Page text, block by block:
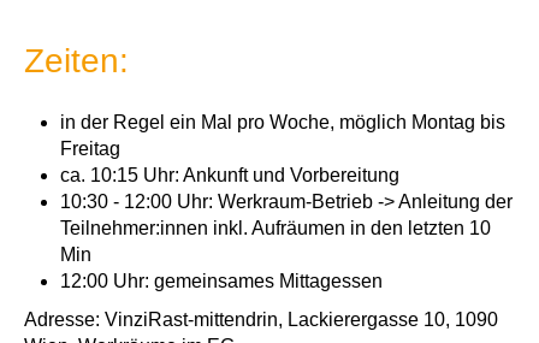
Zeiten:
in der Regel ein Mal pro Woche, möglich Montag bis
Freitag
ca. 10:15 Uhr: Ankunft und Vorbereitung
10:30 - 12:00 Uhr: Werkraum-Betrieb -> Anleitung der
Teilnehmer:innen inkl. Aufräumen in den letzten 10
Min
12:00 Uhr: gemeinsames Mittagessen
Adresse: VinziRast-mittendrin, Lackierergasse 10, 1090